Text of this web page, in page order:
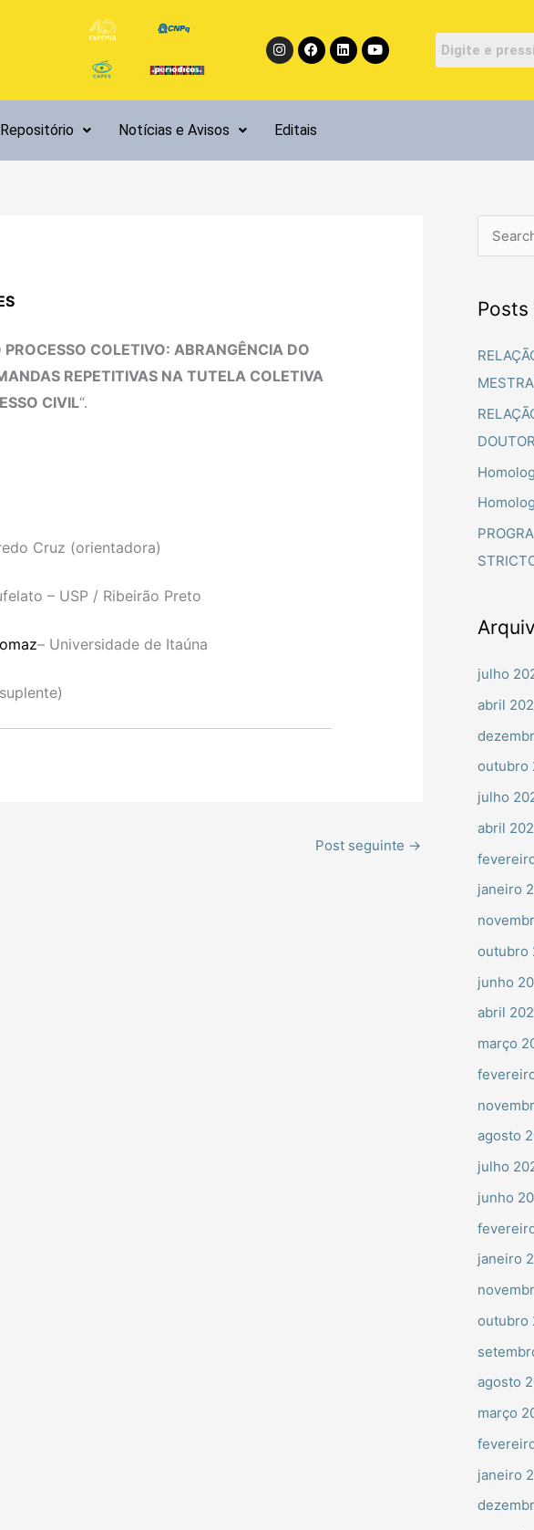
InstagramFacebook
LinkedinYoutube
Repositório Notícias e Avisos Editais
COLETIVO: ABRANGÊNCIA DO
REPETITIVAS NA TUTELA COLETIVA
CIVIL“.
Cruz (orientadora)
– USP / Ribeirão Preto
– Universidade de Itaúna
Post seguinte →
q
u
i
o
r
:
Posts
julho
abril
outubro
julho
abril
janeiro
outubro
junho
abril
março
agosto
julho
junho
janeiro
outubro
agosto
março
janeiro